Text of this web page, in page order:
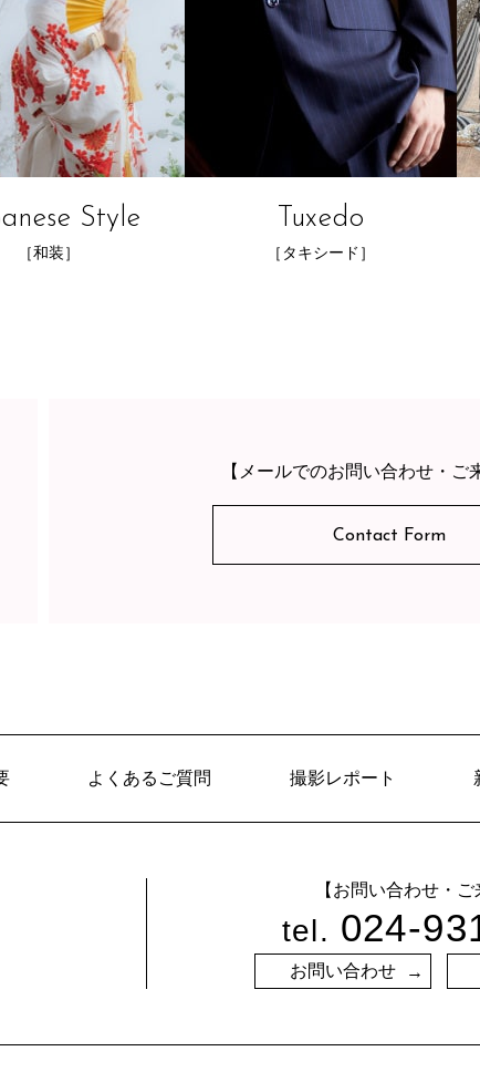
Style
［和装］
Tuxedo
［タキシード］
【メールでのお問い合わせ・ご
Contact Form
よくあるご質問 撮影レポート
【お問い合わせ・ご
tel. 024-
お問い合わせ